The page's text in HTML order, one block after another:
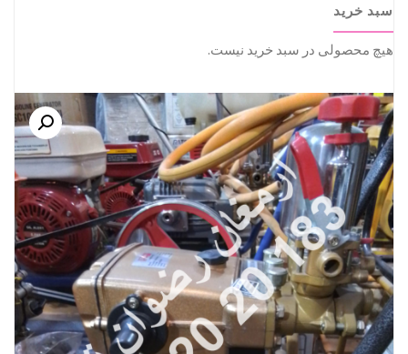
سبد خرید
هیچ محصولی در سبد خرید نیست.